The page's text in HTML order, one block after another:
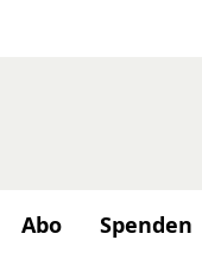
Abo Spenden